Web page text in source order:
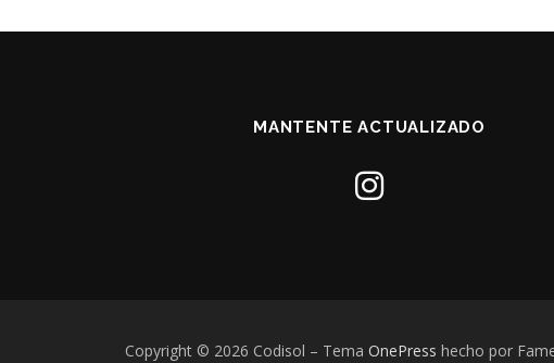
MANTENTE ACTUALIZADO
Copyright © 2026 Codisol – Tema OnePress hecho por